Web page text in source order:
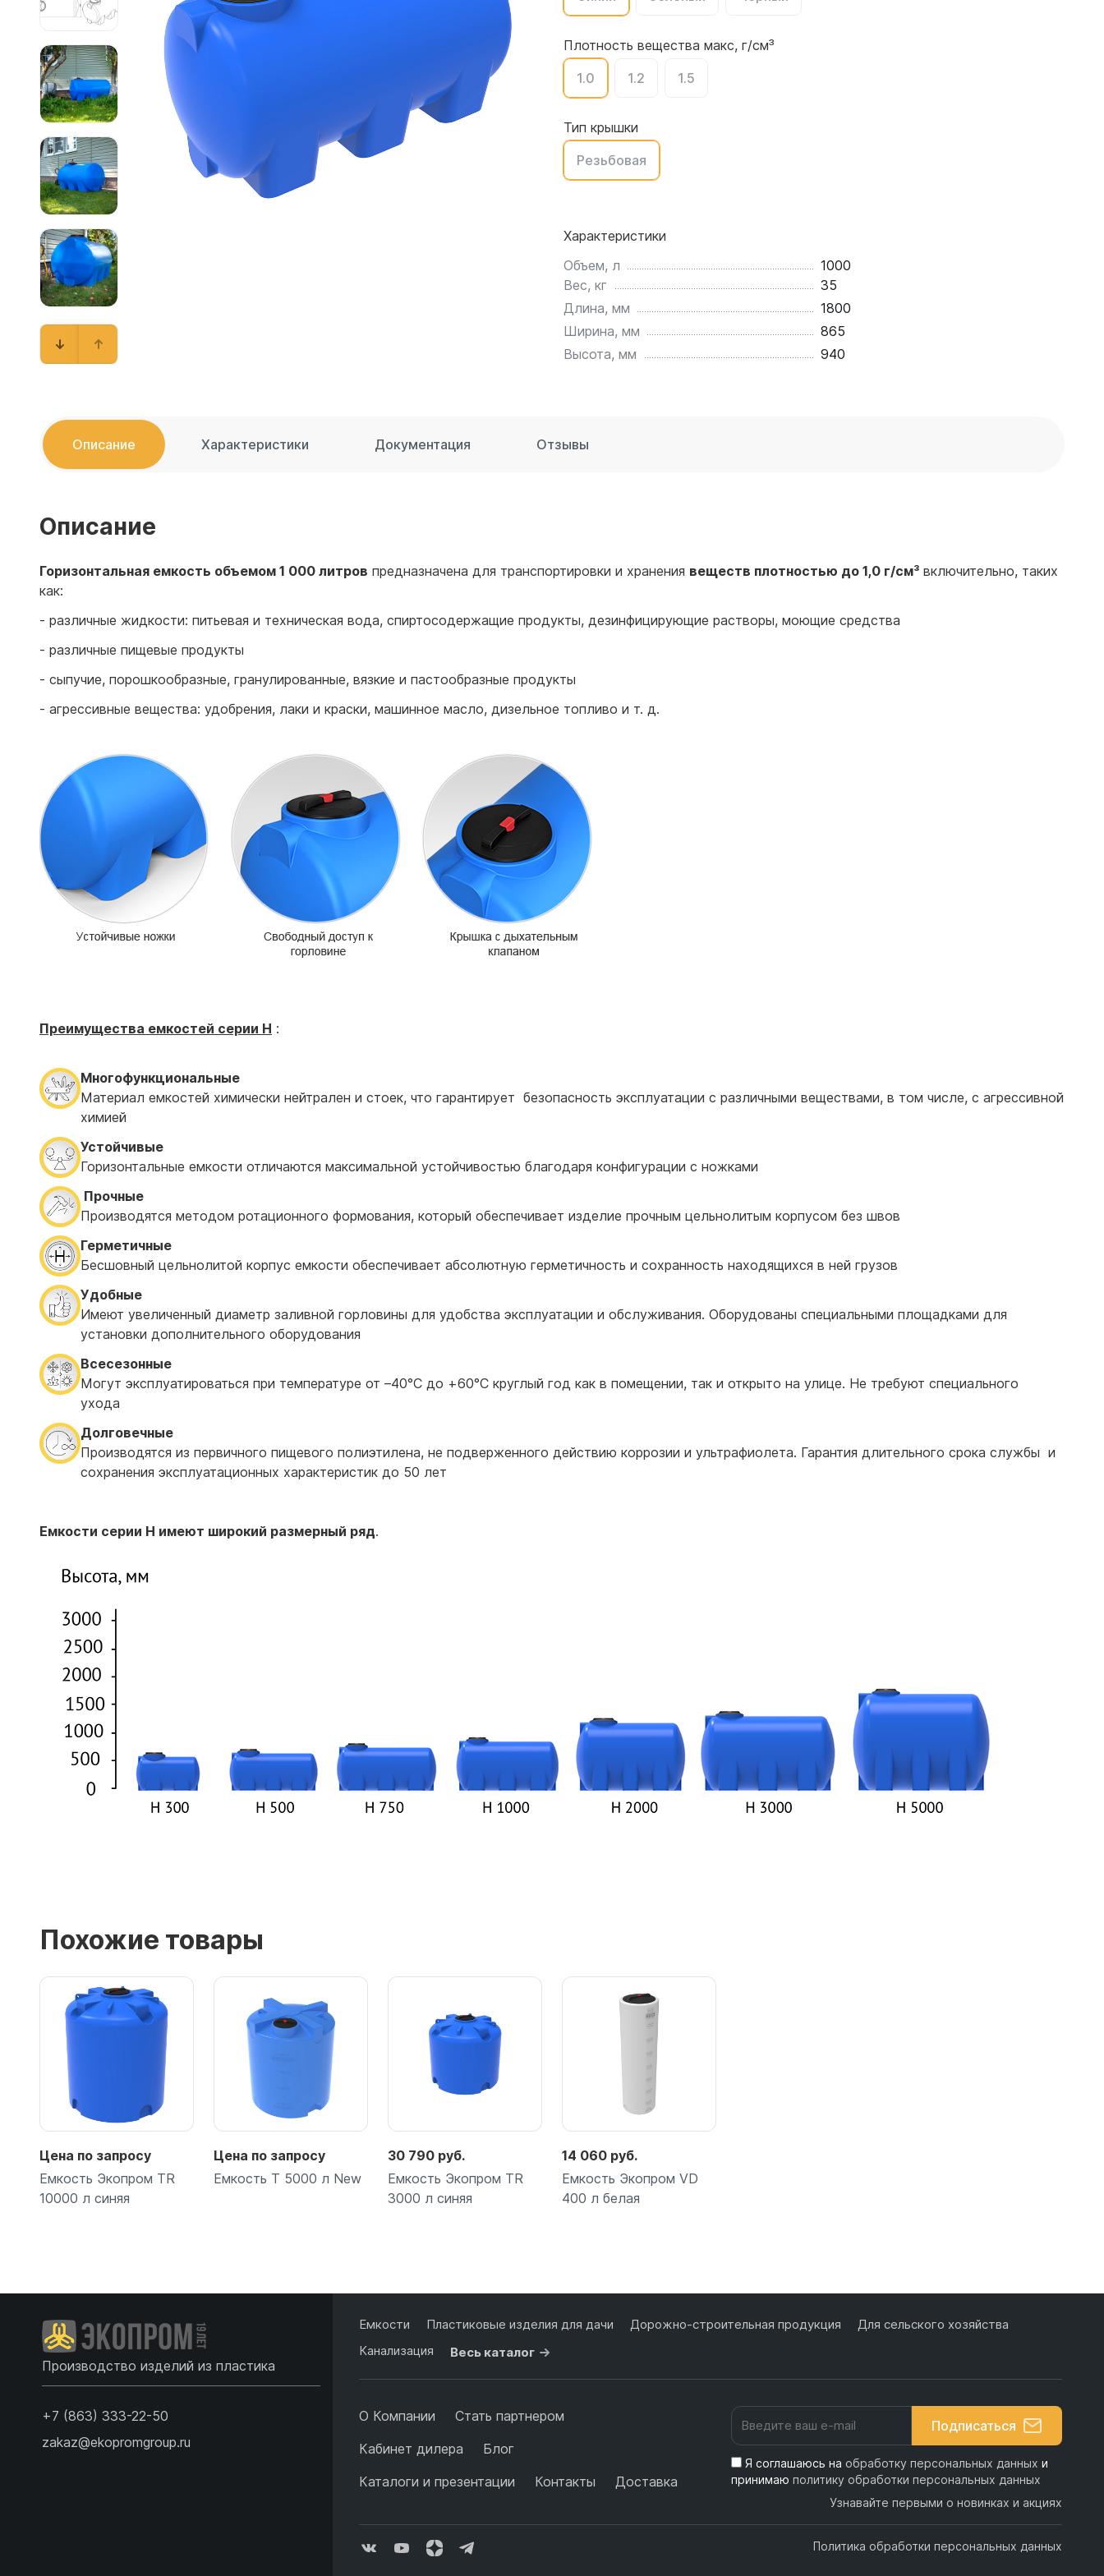
Емкости для воды 2500 литров
Емкости для воды 2000 литров
Емкости для воды 1500 литров
Емкости для воды 1000 литров
Емкости для воды 750 литров
ЦКТ для ферментации
Плотность вещества макс, г/см³
1.0
1.2 1.5
Тип крышки
Резьбовая
Характеристики
Объем, л
1000
Вес, кг
35
Длина, мм
1800
Ширина, мм
865
Высота, мм
940
Описание Характеристики Документация Отзывы
Описание
Горизонтальная емкость объемом 1 000 литров предназначена для транспортировки и хранения веществ плотностью до 1,0 г/см³ включительно, таких
как:
- различные жидкости: питьевая и техническая вода, спиртосодержащие продукты, дезинфицирующие растворы, моющие средства
- различные пищевые продукты
- сыпучие, порошкообразные, гранулированные, вязкие и пастообразные продукты
- агрессивные вещества: удобрения, лаки и краски, машинное масло, дизельное топливо и т. д.
Преимущества емкостей серии H :
Многофункциональные
Материал емкостей химически нейтрален и стоек, что гарантирует безопасность эксплуатации с различными веществами, в том числе, с агрессивной
химией
Устойчивые
Горизонтальные емкости отличаются максимальной устойчивостью благодаря конфигурации с ножками
Прочные
Производятся методом ротационного формования, который обеспечивает изделие прочным цельнолитым корпусом без швов
Герметичные
Бесшовный цельнолитой корпус емкости обеспечивает абсолютную герметичность и сохранность находящихся в ней грузов
Удобные
Имеют увеличенный диаметр заливной горловины для удобства эксплуатации и обслуживания. Оборудованы специальными площадками для
установки дополнительного оборудования
Всесезонные
Могут эксплуатироваться при температуре от –40°С до +60°С круглый год как в помещении, так и открыто на улице. Не требуют специального
ухода
Долговечные
Производятся из первичного пищевого полиэтилена, не подверженного действию коррозии и ультрафиолета. Гарантия длительного срока службы и
сохранения эксплуатационных характеристик до 50 лет
Емкости серии H имеют широкий размерный ряд.
Похожие товары
Цена по запросу
Емкость Экопром TR
10000 л синяя
Цена по запросу
Емкость T 5000 л New
30 790 руб.
Емкость Экопром TR
3000 л синяя
14 060 руб.
Емкость Экопром VD
400 л белая
Производство изделий из пластика
+7 (863) 333-22-50
zakaz@ekopromgroup.ru
Емкости Пластиковые изделия для дачи Дорожно-строительная продукция
Для сельского хозяйства
Канализация
Весь каталог
О Компании
Стать партнером
Кабинет дилера
Блог
Каталоги и презентации
Контакты Доставка
Подписаться
Я соглашаюсь на обработку персональных данных и
принимаю политику обработки персональных данных
Узнавайте первыми о новинках и акциях
Политика обработки персональных данных